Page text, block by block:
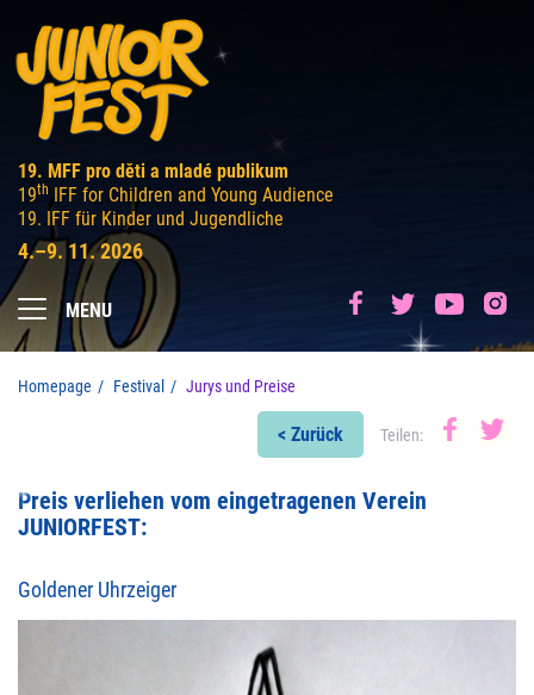
19. MFF pro děti a mladé publikum
19th IFF for Children and Young Audience
19. IFF für Kinder und Jugendliche
4.–9. 11. 2026
MENU
Homepage Festival Jurys und Preise
< Zurück Teilen:
Preis verliehen vom eingetragenen Verein
JUNIORFEST:
Goldener Uhrzeiger